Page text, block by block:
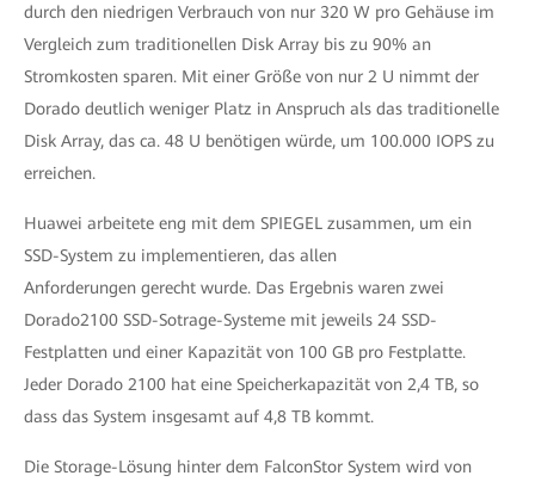
durch den niedrigen Verbrauch von nur 320 W pro Gehäuse im
Vergleich zum traditionellen Disk Array bis zu 90% an
Stromkosten sparen. Mit einer Größe von nur 2 U nimmt der
Dorado deutlich weniger Platz in Anspruch als das traditionelle
Disk Array, das ca. 48 U benötigen würde, um 100.000 IOPS zu
erreichen.
Huawei arbeitete eng mit dem SPIEGEL zusammen, um ein
SSD-System zu implementieren, das allen
Anforderungen gerecht wurde. Das Ergebnis waren zwei
Dorado2100 SSD-Sotrage-Systeme mit jeweils 24 SSD-
Festplatten und einer Kapazität von 100 GB pro Festplatte.
Jeder Dorado 2100 hat eine Speicherkapazität von 2,4 TB, so
dass das System insgesamt auf 4,8 TB kommt.
Die Storage-Lösung hinter dem FalconStor System wird von